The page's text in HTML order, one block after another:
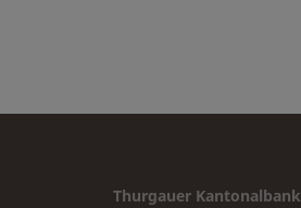
Thurgauer Kantonalbank